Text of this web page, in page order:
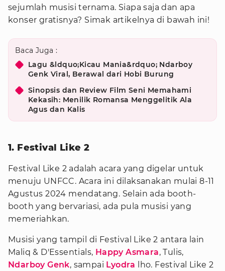
sejumlah musisi ternama. Siapa saja dan apa
konser gratisnya? Simak artikelnya di bawah ini!
Baca Juga :
Lagu &ldquo;Kicau Mania&rdquo; Ndarboy
Genk Viral, Berawal dari Hobi Burung
Sinopsis dan Review Film Seni Memahami
Kekasih: Menilik Romansa Menggelitik Ala
Agus dan Kalis
1. Festival Like 2
Festival Like 2 adalah acara yang digelar untuk
menuju UNFCC. Acara ini dilaksanakan mulai 8-11
Agustus 2024 mendatang. Selain ada booth-
booth yang bervariasi, ada pula musisi yang
memeriahkan.
Musisi yang tampil di Festival Like 2 antara lain
Maliq & D'Essentials, Happy Asmara, Tulis,
Ndarboy Genk, sampai Lyodra lho. Festival Like 2